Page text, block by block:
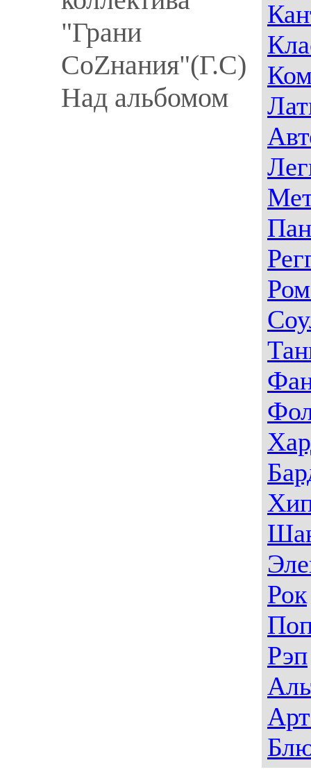
Рок
Рэп
"Грани
СоZнания"(Г.С)
Над альбомом